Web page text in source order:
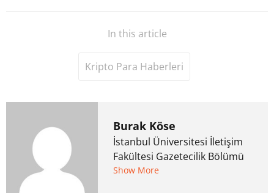
In this article
Kripto Para Haberleri
Burak Köse
İstanbul Üniversitesi İletişim
Fakültesi Gazetecilik Bölümü
mezunu. 6 yıl ana akım
Show More